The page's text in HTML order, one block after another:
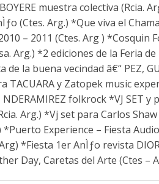
muestra colectiva (Rcia.
(Ctes. Arg.) *Que viva el
– 2011 (Ctes. Arg ) *Cosquin
Arg.) *2 ediciones de la Feria
la buena vecindad â€“ PEZ,
TACUARA y Zatopek music
folkrock *VJ SET y
Arg.) *Vj set para Carlos
Experience – Fiesta
*Fiesta 1er AnÌƒo revista
Day, Caretas del Arte (Ctes –